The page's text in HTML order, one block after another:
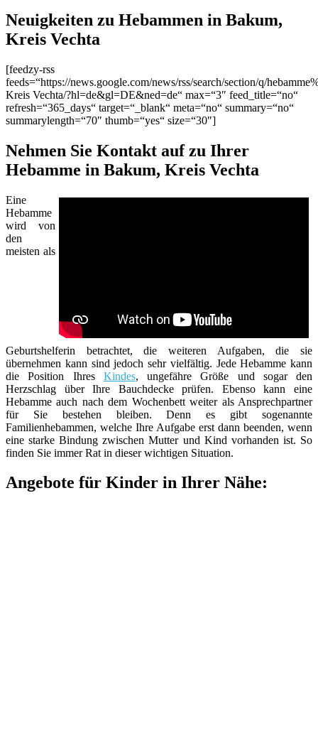
Neuigkeiten zu Hebammen in Bakum,
Kreis Vechta
[feedzy-rss
feeds=“https://news.google.com/news/rss/search/section/q/
Kreis Vechta/?hl=de&gl=DE&ned=de“ max=“3″ feed_title=“no“
refresh=“365_days“ target=“_blank“ meta=“no“ summary=“no“
summarylength=“70″ thumb=“yes“ size=“30″]
Nehmen Sie Kontakt auf zu Ihrer
Hebamme in Bakum, Kreis Vechta
Eine
Hebamme
wird von
den
meisten als
Geburtshelferin betrachtet, die weiteren Aufgaben, die sie
übernehmen kann sind jedoch sehr vielfältig. Jede Hebamme kann
die Position Ihres Kindes, ungefähre Größe und sogar den
Herzschlag über Ihre Bauchdecke prüfen. Ebenso kann eine
Hebamme auch nach dem Wochenbett weiter als Ansprechpartner
für Sie bestehen bleiben. Denn es gibt sogenannte
Familienhebammen, welche Ihre Aufgabe erst dann beenden, wenn
eine starke Bindung zwischen Mutter und Kind vorhanden ist. So
finden Sie immer Rat in dieser wichtigen Situation.
Angebote für Kinder in Ihrer Nähe: